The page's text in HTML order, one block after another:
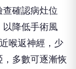
確認病灶位
以降低手術風
喉返神經，少
多數可逐漸恢